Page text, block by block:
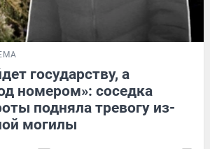
государству, а
номером»: соседка
подняла тревогу из-
могилы